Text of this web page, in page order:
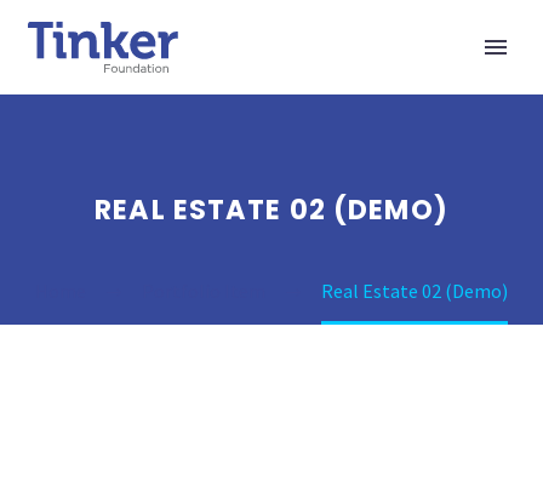
REAL ESTATE 02 (DEMO)
Real Estate 02 (Demo)